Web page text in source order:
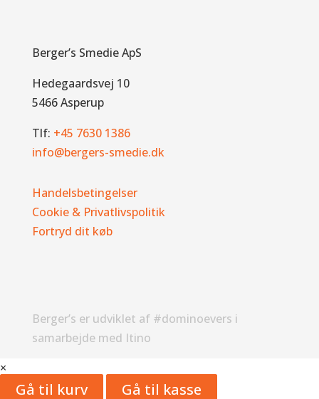
Berger’s Smedie ApS
Hedegaardsvej 10
5466 Asperup
Tlf: +45 7630 1386
info@bergers-smedie.dk
Handelsbetingelser
Cookie & Privatlivspolitik
Fortryd dit køb
Berger’s er udviklet af #dominoevers i
samarbejde med Itino
×
Gå til kurv Gå til kasse